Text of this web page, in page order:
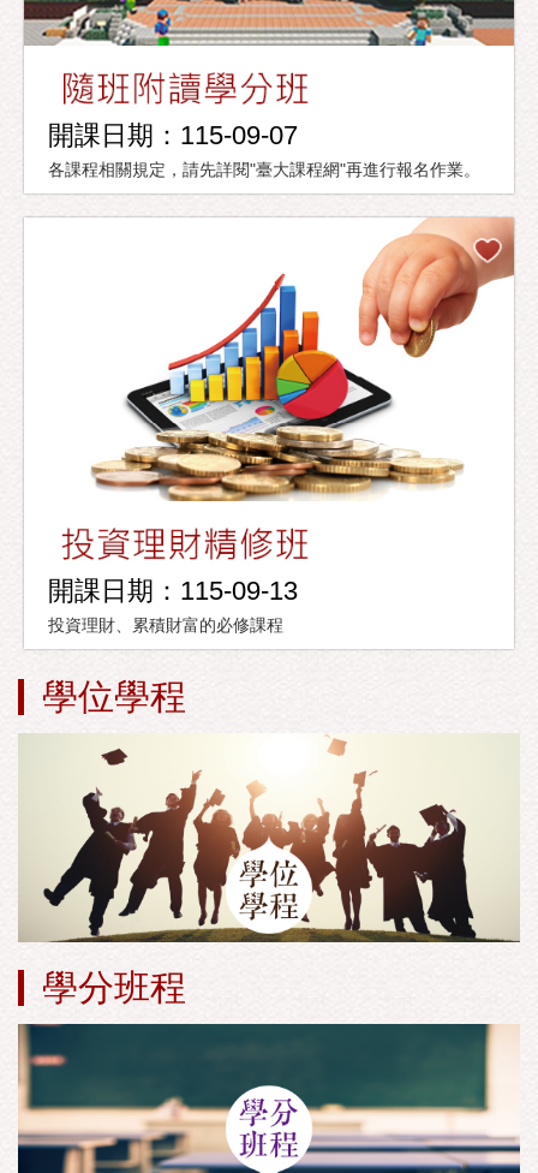
開課日期：115-09-07
各課程相關規定，請先詳閱"臺大課程網"再進行報名作業。
開課日期：115-09-13
投資理財、累積財富的必修課程
學位學程
學分班程